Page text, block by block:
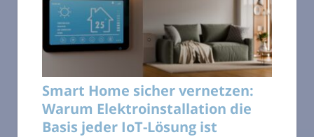
Smart Home sicher vernetzen:
Warum Elektroinstallation die
Basis jeder IoT-Lösung ist